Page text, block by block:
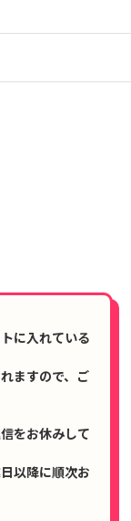
に入れている
ますので、ご
をお休みして
以降に順次お